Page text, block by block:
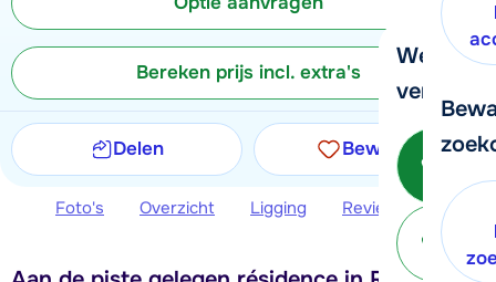
We
verder!
Bereken prijs incl. extra's
Delen Bewaren
Foto's Overzicht Ligging Reviews